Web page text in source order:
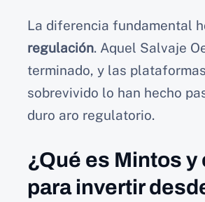
La diferencia fundamental
regulación. Aquel Salvaje
terminado, y las
sobrevivido lo han hecho
duro aro regulatorio.
¿Qué es Mintos y
para invertir